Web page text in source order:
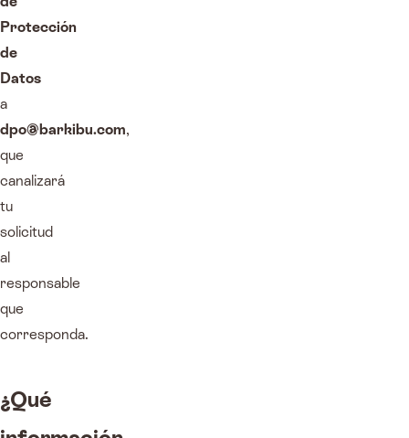
Protección
de
Datos
a
dpo@barkibu.com,
que
canalizará
tu
solicitud
al
responsable
que
corresponda.
¿Qué